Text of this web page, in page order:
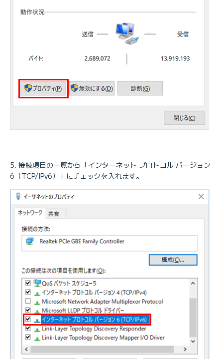
接続項目の一覧から「インターネット プロトコル バージョン
6（TCP/IPv6）」にチェックを入れます。